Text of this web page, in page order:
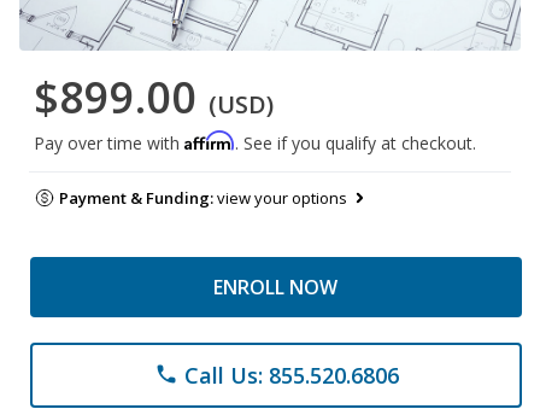
$899.00 (USD)
Pay over time with Affirm. See if you qualify at checkout.
Payment & Funding:view your options
ENROLL NOW
phone Call Us: 855.520.6806